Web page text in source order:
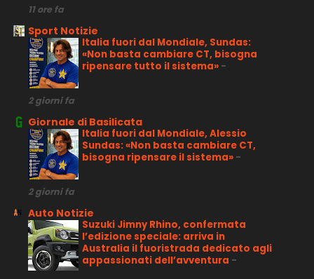
11 ore fa
Sport Notizie
Italia fuori dal Mondiale, Sundas:
«Non basta cambiare CT, bisogna
ripensare tutto il sistema» -
2 giorni fa
Giornale di Basilicata
Italia fuori dal Mondiale, Alessio
Sundas: «Non basta cambiare CT,
bisogna ripensare il sistema» -
2 giorni fa
Auto Notizie
Suzuki Jimny Rhino, confermata
l’edizione speciale: arriva in
Australia il fuoristrada dedicato agli
appassionati dell’avventura -